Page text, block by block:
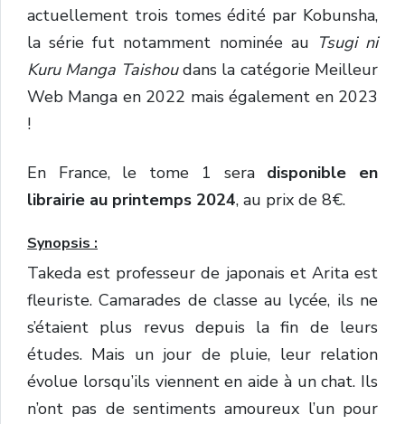
actuellement trois tomes édité par Kobunsha,
la série fut notamment nominée au Tsugi ni
Kuru Manga Taishoudans la catégorie Meilleur
Web Manga en 2022 mais également en 2023
!
En France, le tome 1 sera disponible en
librairie au printemps 2024, au prix de 8€.
Synopsis :
Takeda est professeur de japonais et Arita est
fleuriste. Camarades de classe au lycée, ils ne
s’étaient plus revus depuis la fin de leurs
études. Mais un jour de pluie, leur relation
évolue lorsqu’ils viennent en aide à un chat. Ils
n’ont pas de sentiments amoureux l’un pour